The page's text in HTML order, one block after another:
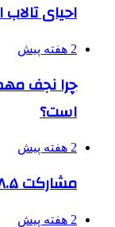
احیای
2 هفته پیش
چرا نجف
است؟
2 هفته پیش
مشارکت ۲۸.۵ همتی خیران در مدرسه‌سازی
2 هفته پیش